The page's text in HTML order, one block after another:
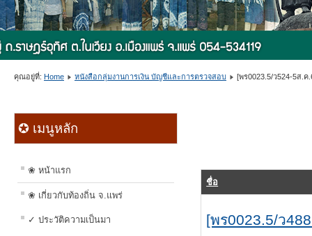
คุณอยู่ที่: Home หนังสือกลุ่มงานการเงิน บัญชีและการตรวจสอบ [พร0023.5/ว524-5ส.ค
✪ เมนูหลัก
❀ หน้าแรก
❀ เกี่ยวกับท้องถิ่น จ.แพร่
✓ ประวัติความเป็นมา
ชื่อ
[พร0023.5/ว